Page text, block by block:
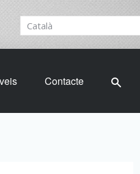
Contacte